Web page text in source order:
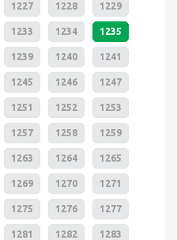
1227 1228 1229
1233 1234 1235
1239 1240 1241
1245 1246 1247
1251 1252 1253
1257 1258 1259
1263 1264 1265
1269 1270 1271
1275 1276 1277
1281 1282 1283